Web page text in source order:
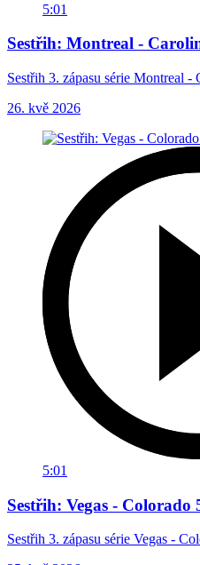
5:01
Sestřih: Montreal -
Sestřih 3. zápasu série Montreal -
26. kvě 2026
5:01
Sestřih: Vegas - Colorado
Sestřih 3. zápasu série Vegas -